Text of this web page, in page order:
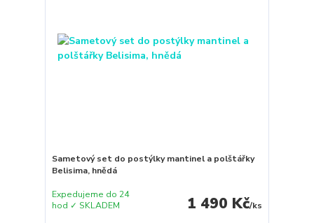
Sametový set do postýlky mantinel a polštářky
Belisima, hnědá
1 490 Kč/ks
Expedujeme do 24
hod ✓ SKLADEM